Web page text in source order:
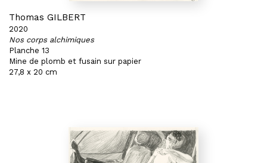
Thomas GILBERT
2020
Nos corps alchimiques
Planche 13
Mine de plomb et fusain sur papier
27,8 x 20 cm